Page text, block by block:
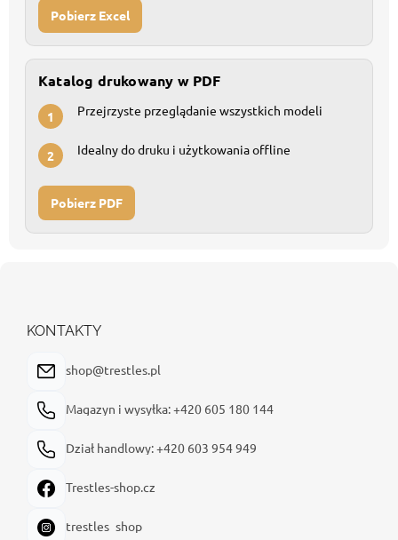
Pobierz Excel
Katalog drukowany w PDF
1 Przejrzyste przeglądanie wszystkich modeli
2 Idealny do druku i użytkowania offline
Pobierz PDF
KONTAKTY
shop@trestles.pl
Magazyn i wysyłka: +420 605 180 144
Dział handlowy: +420 603 954 949
Trestles-shop.cz
trestles_shop